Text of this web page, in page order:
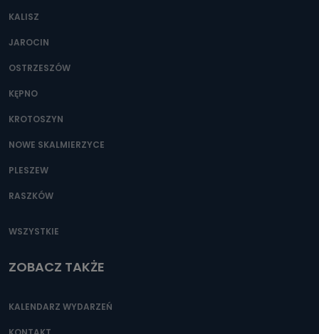
KALISZ
JAROCIN
OSTRZESZÓW
KĘPNO
KROTOSZYN
NOWE SKALMIERZYCE
PLESZEW
RASZKÓW
WSZYSTKIE
ZOBACZ TAKŻE
KALENDARZ WYDARZEŃ